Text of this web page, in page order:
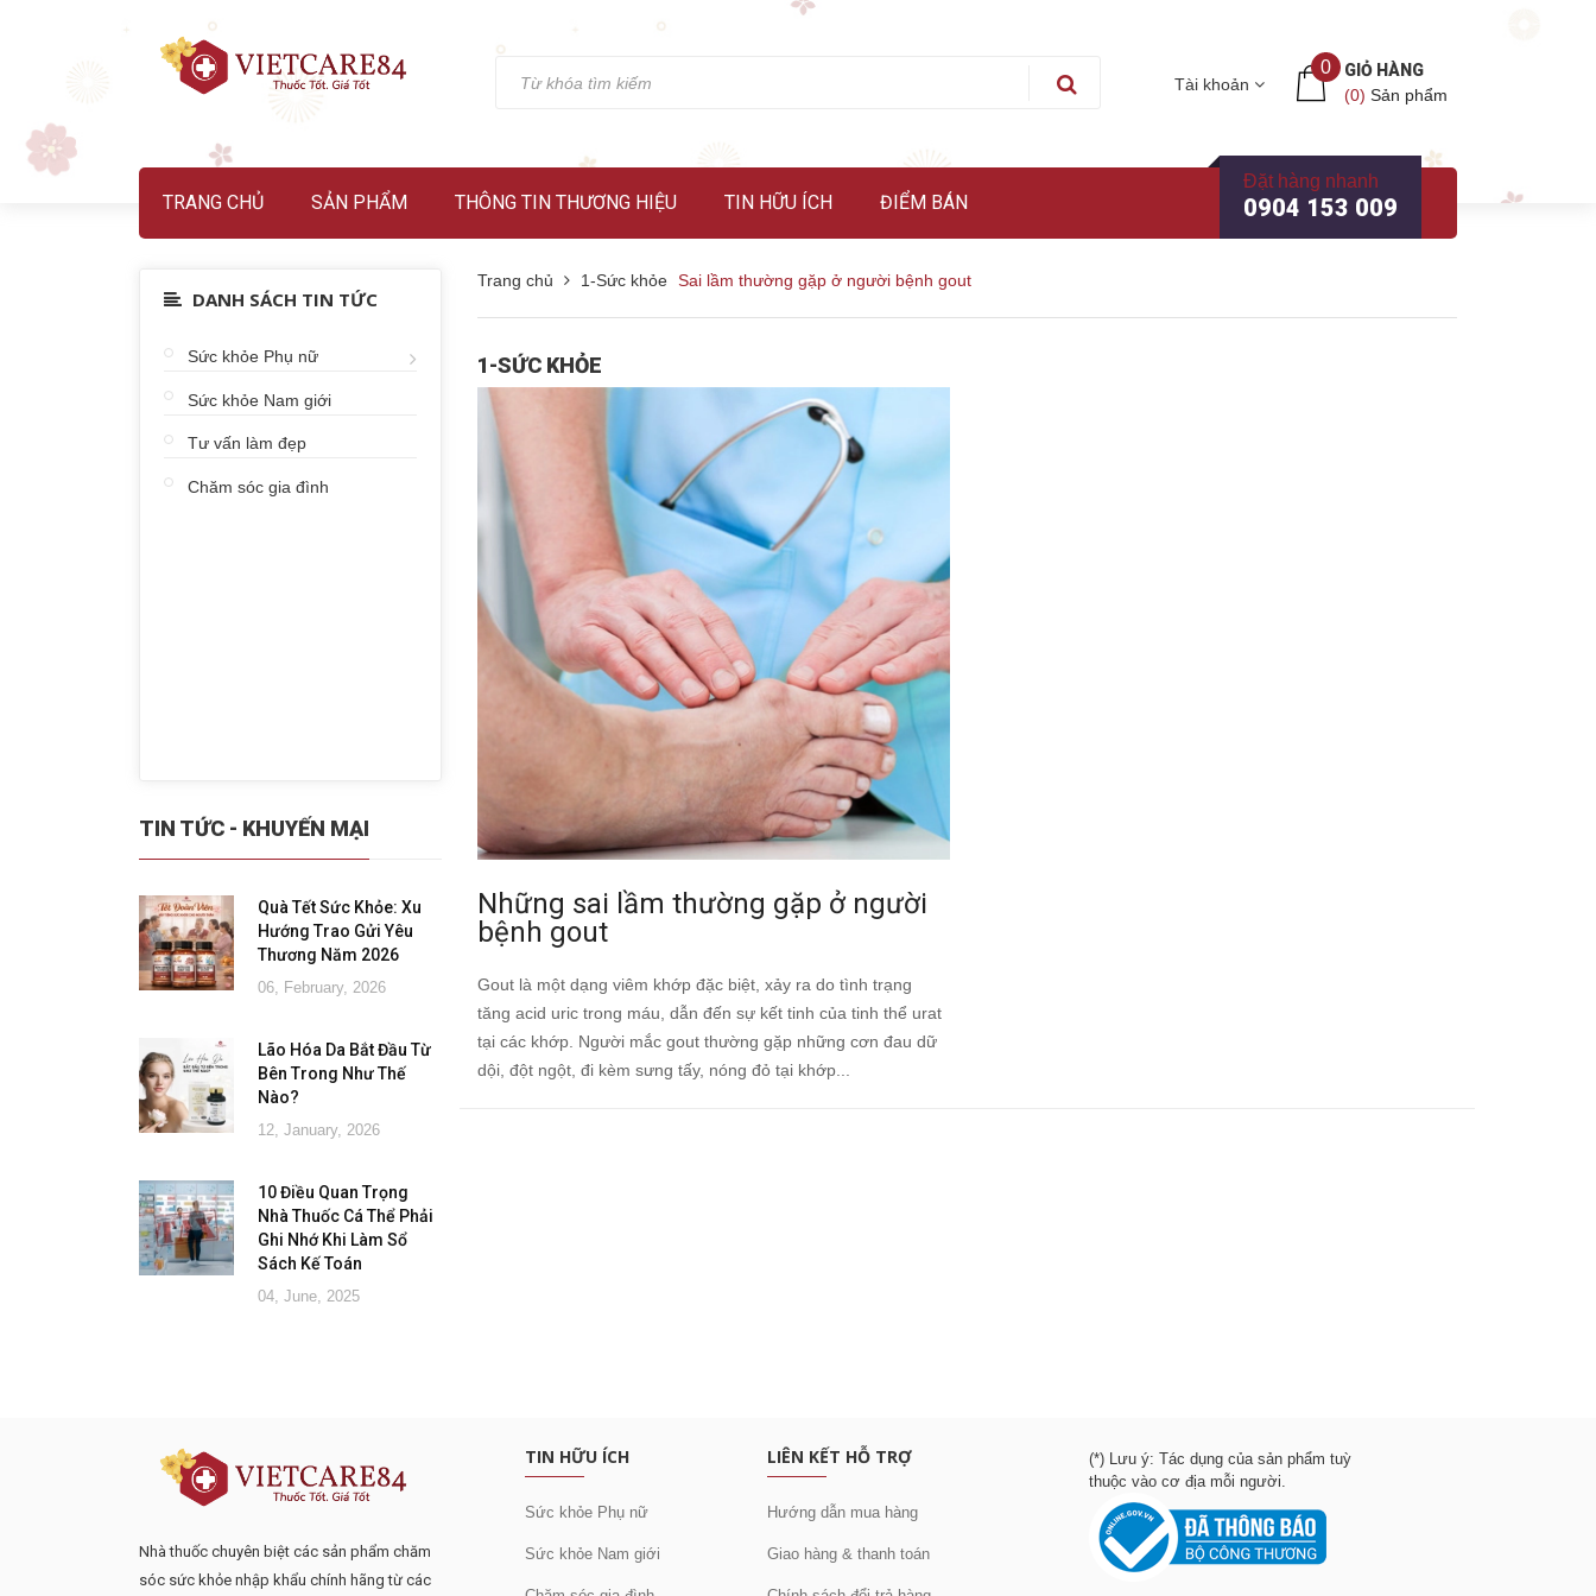
Tài khoản
0
GIỎ HÀNG
(0) Sản phẩm
TRANG CHỦ SẢN PHẨM THÔNG TIN THƯƠNG HIỆU TIN HỮU ÍCH ĐIỂM BÁN
Đặt hàng nhanh
0904 153 009
DANH SÁCH TIN TỨC
Sức khỏe Phụ nữ
Sức khỏe Nam giới
Tư vấn làm đẹp
Chăm sóc gia đình
TIN TỨC - KHUYẾN MẠI
Quà Tết Sức Khỏe: Xu
Hướng Trao Gửi Yêu
Thương Năm 2026
06, February, 2026
Lão Hóa Da Bắt Đầu Từ
Bên Trong Như Thế
Nào?
12, January, 2026
10 Điều Quan Trọng
Nhà Thuốc Cá Thể Phải
Ghi Nhớ Khi Làm Sổ
Sách Kế Toán
04, June, 2025
Trang chủ 1-Sức khỏe Sai lầm thường gặp ở người bệnh gout
1-SỨC KHỎE
Những sai lầm thường gặp ở người
bệnh gout
Gout là một dạng viêm khớp đặc biệt, xảy ra do tình trạng
tăng acid uric trong máu, dẫn đến sự kết tinh của tinh thể urat
tại các khớp. Người mắc gout thường gặp những cơn đau dữ
dội, đột ngột, đi kèm sưng tấy, nóng đỏ tại khớp...
Nhà thuốc chuyên biệt các sản phẩm chăm
sóc sức khỏe nhập khẩu chính hãng từ các
TIN HỮU ÍCH
Sức khỏe Phụ nữ
Sức khỏe Nam giới
LIÊN KẾT HỖ TRỢ
Hướng dẫn mua hàng
Giao hàng & thanh toán
(*) Lưu ý: Tác dụng của sản phẩm tuỳ
thuộc vào cơ địa mỗi người.